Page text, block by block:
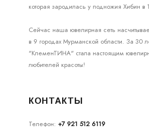
которая зародилась у подножия Хибин в
Сейчас наша ювелирная сеть
в 9 городах Мурманской области. За 30
"КлеменТИНА" стала настоящим
любителей красоты!
КОНТАКТЫ
Телефон: +7 921 512 6119